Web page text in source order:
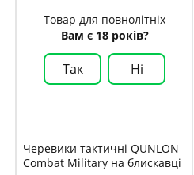
Товар для повнолітніх
Вам є 18 років?
Так Ні
Черевики тактичні QUNLON
Combat Military на блискавці